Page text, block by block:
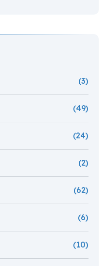
(3)
(49)
(24)
(2)
(62)
(6)
(10)